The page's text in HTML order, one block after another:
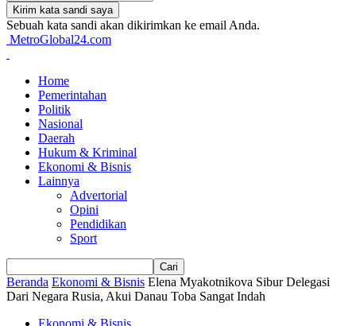
Sebuah kata sandi akan dikirimkan ke email Anda.
MetroGlobal24.com
Home
Pemerintahan
Politik
Nasional
Daerah
Hukum & Kriminal
Ekonomi & Bisnis
Lainnya
Advertorial
Opini
Pendidikan
Sport
Beranda Ekonomi & Bisnis Elena Myakotnikova Sibur Delegasi
Dari Negara Rusia, Akui Danau Toba Sangat Indah
Ekonomi & Bisnis